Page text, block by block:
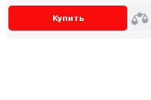
Купить